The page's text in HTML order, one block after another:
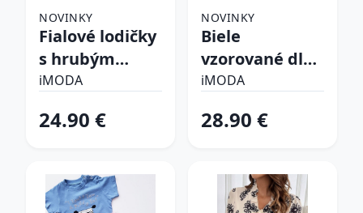
NOVINKY
Fialové lodičky
s hrubým
opätkom
iMODA
24.90 €
NOVINKY
Biele
vzorované dlhé
šaty
iMODA
28.90 €